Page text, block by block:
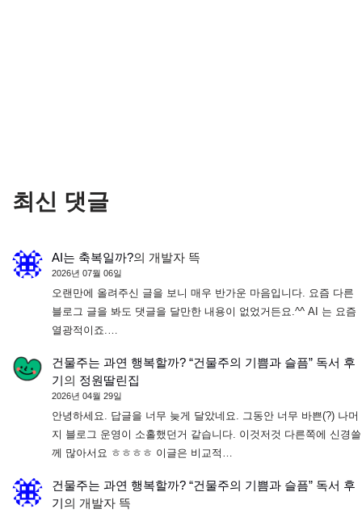
최신 댓글
AI는 축복일까?의 개발자 뜩
2026년 07월 06일
오랜만에 올려주신 글을 보니 매우 반가운 마음입니다. 요즘 다른
블로그 글을 봐도 댓글을 달만한 내용이 없었거든요.^^ AI 는 요즘
열광적이죠.…
건물주는 과연 행복할까? “건물주의 기쁨과 슬픔” 독서 후
기의 정원딸린집
2026년 04월 29일
안녕하세요. 답글을 너무 늦게 달았네요. 그동안 너무 바쁜(?) 나머
지 블로그 운영이 소홀했던거 같습니다. 이것저것 다른쪽에 신경쓸
께 많아서요 ㅎㅎㅎㅎ 이글은 비교적…
건물주는 과연 행복할까? “건물주의 기쁨과 슬픔” 독서 후
기의 개발자 뜩